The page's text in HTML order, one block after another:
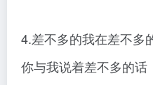
4.差不多的我在差不多
你与我说着差不多的